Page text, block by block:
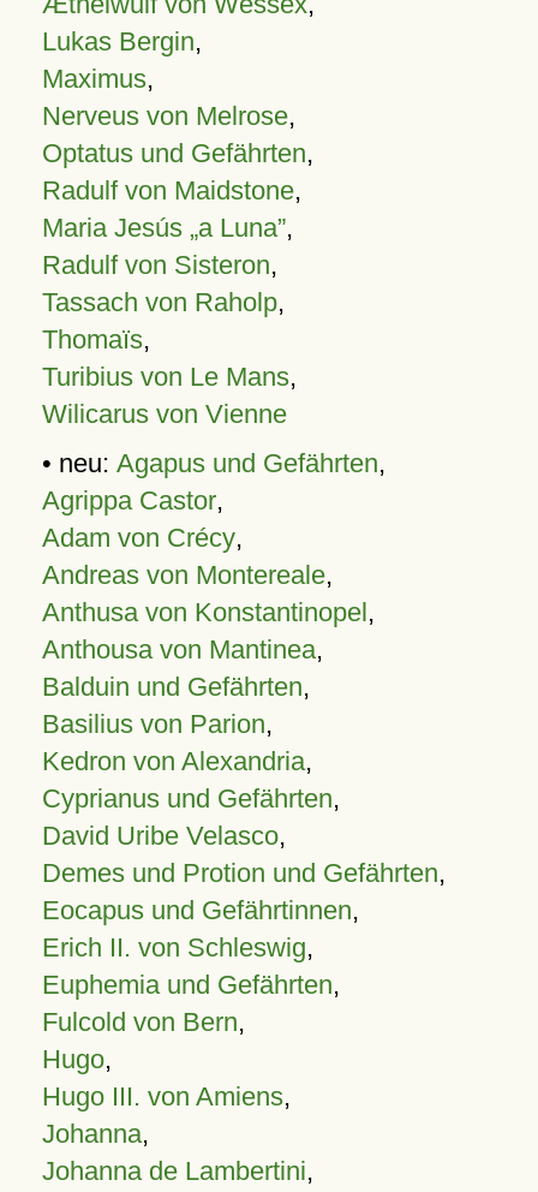
Lukas Bergin,
Maximus,
Nerveus von Melrose,
Optatus und Gefährten,
Radulf von Maidstone,
Maria Jesús „a Luna”,
Radulf von Sisteron,
Tassach von Raholp,
Thomaïs,
Turibius von Le Mans,
Wilicarus von Vienne
• neu: Agapus und Gefährten,
Agrippa Castor,
Adam von Crécy,
Andreas von Montereale,
Anthusa von Konstantinopel,
Anthousa von Mantinea,
Balduin und Gefährten,
Basilius von Parion,
Kedron von Alexandria,
Cyprianus und Gefährten,
David Uribe Velasco,
Demes und Protion und Gefährten,
Eocapus und Gefährtinnen,
Erich II. von Schleswig,
Euphemia und Gefährten,
Fulcold von Bern,
Hugo,
Hugo III. von Amiens,
Johanna,
Johanna de Lambertini,